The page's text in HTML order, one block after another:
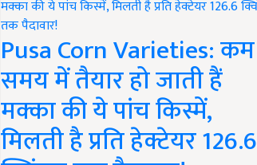
Pusa Corn Varieties: कम
समय में तैयार हो जाती हैं
मक्का की ये पांच किस्में,
मिलती है प्रति हेक्टेयर 126.6